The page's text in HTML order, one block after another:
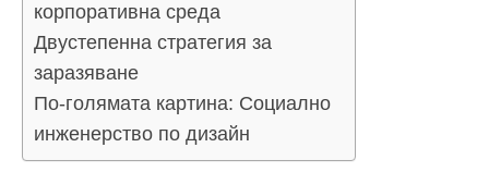
корпоративна среда
Двустепенна стратегия за
заразяване
По-голямата картина: Социално
инженерство по дизайн